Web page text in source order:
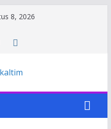
8, 2026